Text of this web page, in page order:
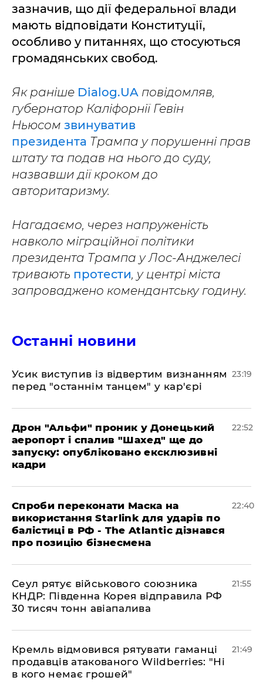
зазначив, що дії федеральної влади
мають відповідати Конституції,
особливо у питаннях, що стосуються
громадянських свобод.
Як раніше Dialog.UA повідомляв,
губернатор Каліфорнії Гевін
Ньюсом звинуватив
президента Трампа у порушенні прав
штату та подав на нього до суду,
назвавши дії кроком до
авторитаризму.
Нагадаємо, через напруженість
навколо міграційної політики
президента Трампа у Лос-Анджелесі
тривають протести, у центрі міста
запроваджено комендантську годину.
Останні новини
​Усик виступив із відвертим визнанням
перед "останнім танцем" у кар'єрі
23:19
​Дрон "Альфи" проник у Донецький
аеропорт і спалив "Шахед" ще до
запуску: опубліковано ексклюзивні
кадри
22:52
​Спроби переконати Маска на
використання Starlink для ударів по
балістиці в РФ - The Atlantic дізнався
про позицію бізнесмена
22:40
​Сеул рятує військового союзника
КНДР: Південна Корея відправила РФ
30 тисяч тонн авіапалива
21:55
​Кремль відмовився рятувати гаманці
продавців атакованого Wildberries: "Ні
в кого немає грошей"
21:49